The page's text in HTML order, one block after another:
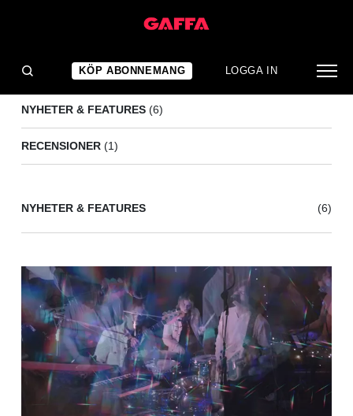
KÖP ABONNEMANG LOGGA IN
NYHETER & FEATURES (6)
RECENSIONER (1)
NYHETER & FEATURES (6)